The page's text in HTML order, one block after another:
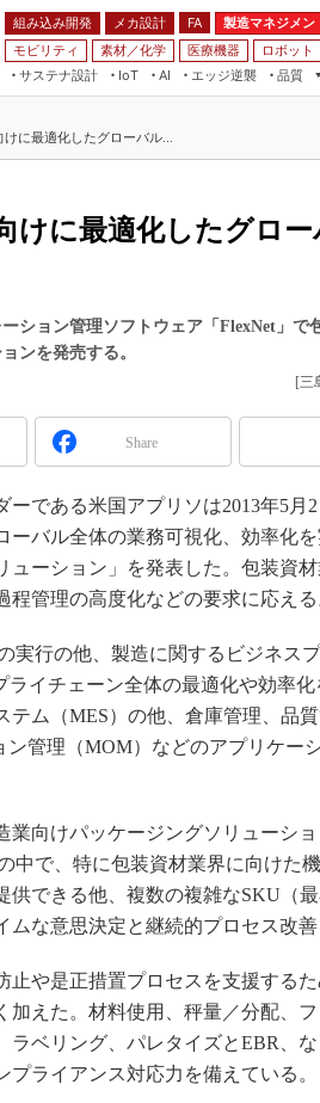
組み込み開発 メカ設計 FA 製造マネジメン
モビリティ 素材／化学 医療機器 ロボット
サステナ設計
IoT
AI
エッジ逆襲 品質
JIMTOF
IIFES
TECHNO-FRONTIER
EdgeTech+
産業オープンネット展
つながるクルマ
VR／AR
フィールドサービス
組み込み画像技術
ISO26262
無償設計ツール
3Dプリンタ
デジタルツインとCAE
インダストリー4.0
イノベーション
製造業ビッグデータ
知財マネジメント
海外生産
グローバル設計・開発
新型コロナへの対応
FA
モビリティ
に最適化したグローバル...
けに最適化したグロ
ション管理ソフトウェア「FlexNet」で
ンを発売する。
[三
Share
である米国アプリソは2013年5月
ーバル全体の業務可視化、効率化
ューション」を発表した。包装資
管理の高度化などの要求に応える
実行の他、製造に関するビジネス
ライチェーン全体の最適化や効率
ム（MES）の他、倉庫管理、品
管理（MOM）などのアプリケー
向けパッケージングソリューシ
中で、特に包装資材業界に向けた
供できる他、複数の複雑なSKU（
な意思決定と継続的プロセス改善
や是正措置プロセスを支援する
えた。材料使用、秤量／分配、
ラベリング、パレタイズとEBR、
ライアンス対応力を備えている。